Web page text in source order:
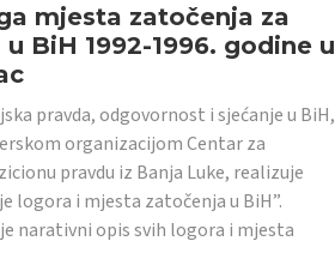
mjesta zatočenja za
BiH 1992-1996. godine u
pravda, odgovornost i sjećanje u BiH,
organizacijom Centar za
pravdu iz Banja Luke, realizuje
logora i mjesta zatočenja u BiH”.
narativni opis svih logora i mjesta